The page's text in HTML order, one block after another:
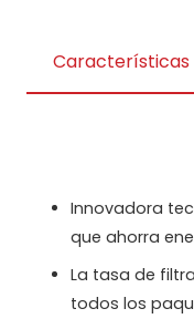
Gigabit
8
Características
Innovadora
que ahorra
La tasa de
todos los